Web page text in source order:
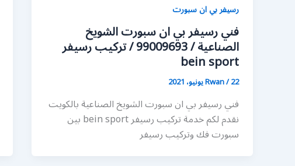
رسيفر بي ان سبورت
فني رسيفر بي ان سبورت الشويخ
الصناعية / 99009693 / تركيب رسيفر
bein sport
Rwan/22 يونيو، 2021
فني رسيفر بي ان سبورت الشويخ الصناعية بالكويت
نقدم لكم خدمة تركيب رسيفر bein sport بين
سبورت فك وتركيب رسيفر